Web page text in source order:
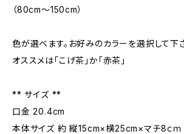
（80cm〜150cm）
色が選べます。お好みのカラーを選択して下
オススメは「こげ茶」か「赤茶」
** サイズ **
口金 20.4cm
本体サイズ 約 縦15cm×横25cm×マチ8ｃｍ